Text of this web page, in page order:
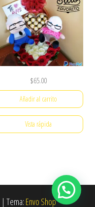
$65.00
Añadir al carrito
Vista rápida
| Tema: Envo Shop